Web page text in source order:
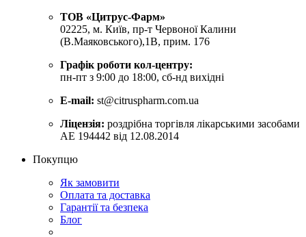
ТОВ «Цитрус-Фарм»
02225, м. Київ, пр-т Червоної Калини
(В.Маяковського),1В, прим. 176
Графік роботи кол-центру:
пн-пт з 9:00 до 18:00, сб-нд вихідні
E-mail: st@citruspharm.com.ua
Ліцензія: роздрібна торгівля лікарськими засобами
АЕ 194442 від 12.08.2014
Покупцю
Як замовити
Оплата та доставка
Гарантії та безпека
Блог